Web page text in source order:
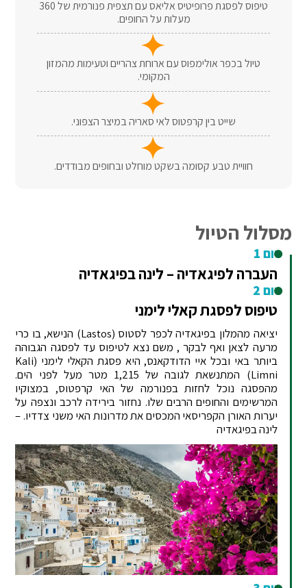
טיפוס לפסגת פרופיטיס אליאס עם תצפית פנורמית של 360
מעלות על החופים.
טיול בכפר אולימפוס עם ארוחת צהריים וטעימות מהמזון
המקומי.
שייט בין קרפטוס לאי סאריה במיצר הצפוני.
חוויית טבע קסומה בשקט מוחלט ובחופים מבודדים.
מסלול הטיול
יום 1
העברה לפיגאדיה – לינה בפיגאדיה
יום 2
טיפוס לפסגת קאלי לימני
יציאה מהמלון בפיגאדיה לכפר לסטוס (Lastos) הנישא, בו כרי
מרעה לצאן ואף לבקר , משם נצא לטיפוס עד לפסגה הגבוהה
ביותר באי ובכל איי הדודקאנס, היא פסגת הקאלי לימני (Kali
Limni) המתנשאת לגובה של 1,215 מטר מעל לפני הים.
מהפסגה נוכל לחזות בפנורמה של האי קרפטוס, במצוקיו
המרשימים והחופים הרבים שלו. נחזור בירידה לרכב ונצפה על
יערות האורן הקפריסאי המכסים את מדרונות האי משני צדדיו. –
לינה בפיגאדיה